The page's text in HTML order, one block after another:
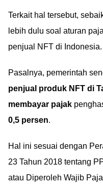
Terkait hal tersebut,
lebih dulu soal aturan
penjual NFT di Indonesia.
Pasalnya, pemerintah
penjual produk NFT di
membayar pajak
0,5 persen.
Hal ini sesuai dengan
23 Tahun 2018 tentang
atau Diperoleh Wajib